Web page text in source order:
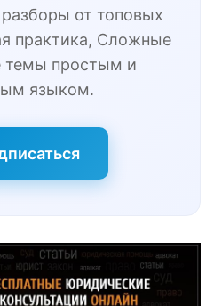
от топовых
практика, Сложные
темы простым и
языком.